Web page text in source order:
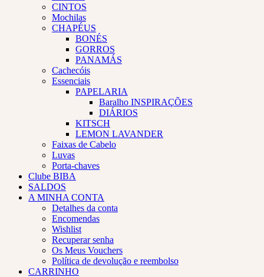
CINTOS
Mochilas
CHAPÉUS
BONÉS
GORROS
PANAMÁS
Cachecóis
Essenciais
PAPELARIA
Baralho INSPIRAÇÕES
DIÁRIOS
KITSCH
LEMON LAVANDER
Faixas de Cabelo
Luvas
Porta-chaves
Clube BIBA
SALDOS
A MINHA CONTA
Detalhes da conta
Encomendas
Wishlist
Recuperar senha
Os Meus Vouchers
Política de devolução e reembolso
CARRINHO